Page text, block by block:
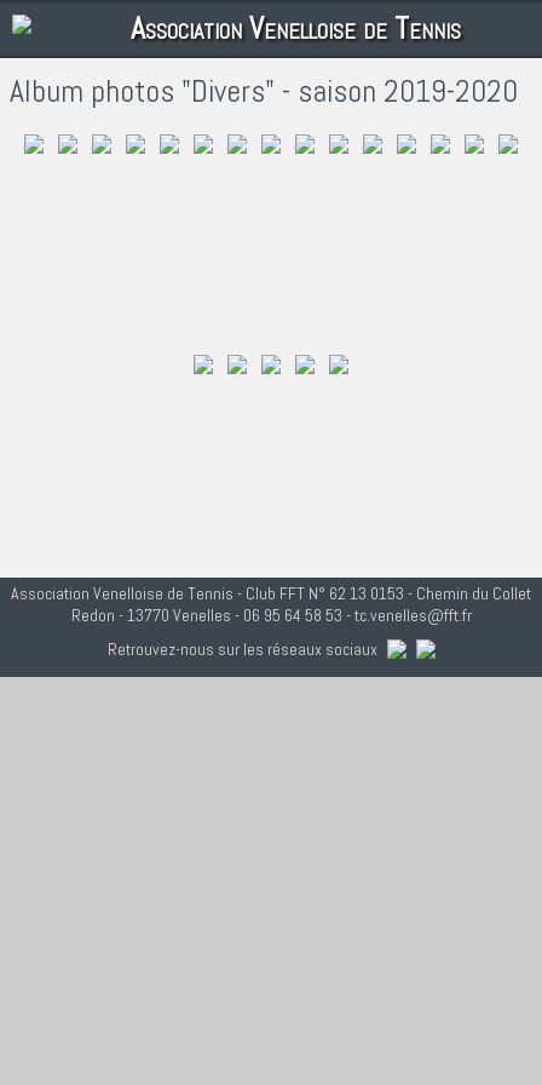
Association Venelloise de Tennis
Album photos "Divers" - saison 2019-2020
Association Venelloise de Tennis - Club FFT N° 62 13 0153 - Chemin du Collet
Redon - 13770 Venelles - 06 95 64 58 53 - tc.venelles@fft.fr
Retrouvez-nous sur les réseaux sociaux